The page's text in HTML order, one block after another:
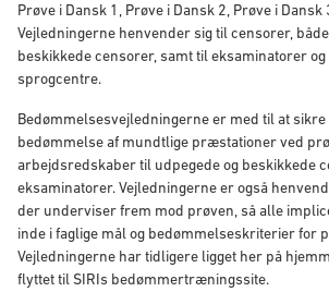
Prøve i Dansk 1, Prøve i Dansk 2, Prøve i
Vejledningerne henvender sig til censorer,
beskikkede censorer, samt til eksaminatorer
sprogcentre.
Bedømmelsesvejledningerne er med til at
bedømmelse af mundtlige præstationer ved
arbejdsredskaber til udpegede og beskikkede
eksaminatorer. Vejledningerne er også
der underviser frem mod prøven, så alle
inde i faglige mål og bedømmelseskriterier for
Vejledningerne har tidligere ligget her på
flyttet til SIRIs bedømmertræningssite.